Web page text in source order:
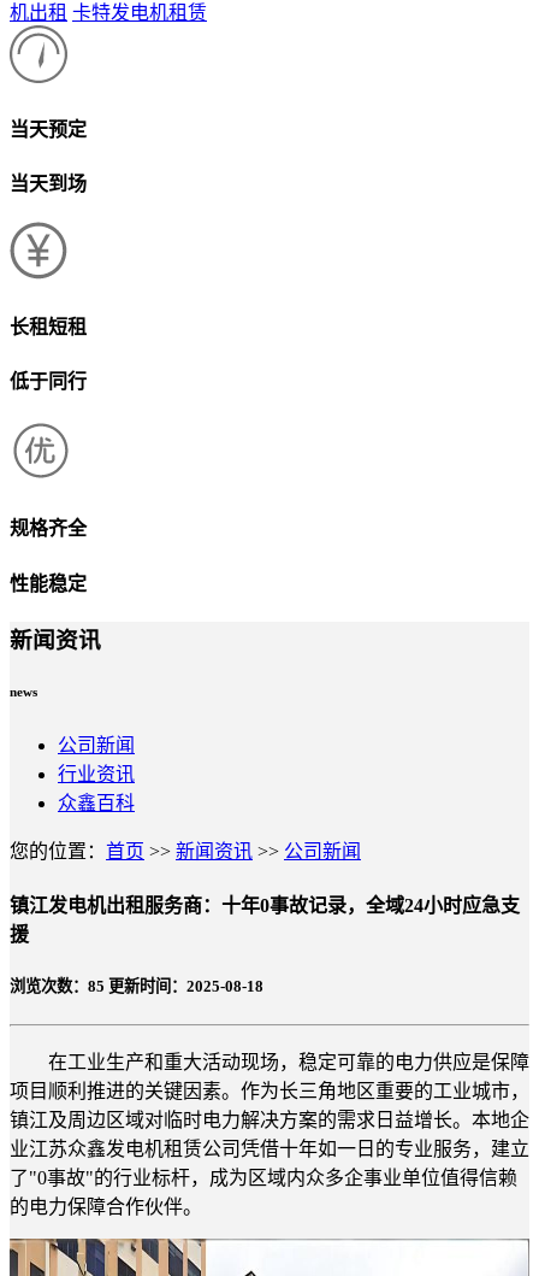
机出租 卡特发电机租赁
当天预定
当天到场
长租短租
低于同行
规格齐全
性能稳定
新闻资讯
news
公司新闻
行业资讯
众鑫百科
您的位置： 首页 >> 新闻资讯 >> 公司新闻
镇江发电机出租服务商：十年0事故记录，全域24小时应急支
援
浏览次数： 85 更新时间：2025-08-18
在工业生产和重大活动现场，稳定可靠的电力供应是保障
项目顺利推进的关键因素。作为长三角地区重要的工业城市，
镇江及周边区域对临时电力解决方案的需求日益增长。本地企
业江苏众鑫发电机租赁公司凭借十年如一日的专业服务，建立
了"0事故"的行业标杆，成为区域内众多企事业单位值得信赖
的电力保障合作伙伴。